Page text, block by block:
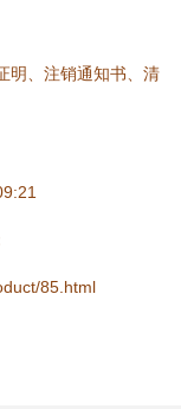
明、注销通知书、清
85.html